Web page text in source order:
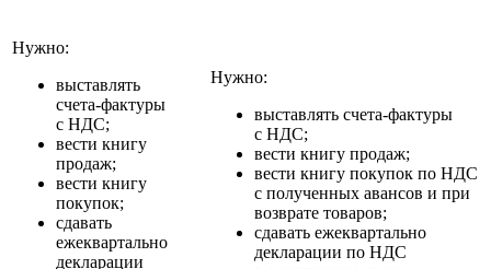
Нужно:
выставлять
счета‑фактуры
с НДС;
вести книгу
продаж;
вести книгу
покупок;
сдавать
ежеквартально
декларации
Нужно:
выставлять счета‑фактуры
с НДС;
вести книгу продаж;
вести книгу покупок по НДС
с полученных авансов и при
возврате товаров;
сдавать ежеквартально
декларации по НДС